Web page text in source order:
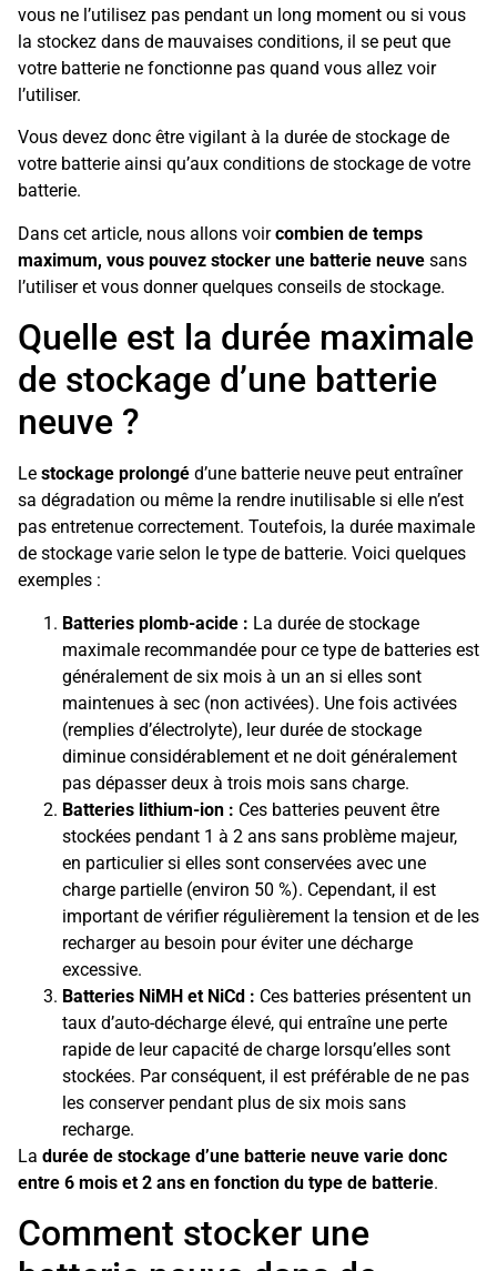
vous ne l’utilisez pas pendant un long moment ou si vous
la stockez dans de mauvaises conditions, il se peut que
votre batterie ne fonctionne pas quand vous allez voir
l’utiliser.
Vous devez donc être vigilant à la durée de stockage de
votre batterie ainsi qu’aux conditions de stockage de votre
batterie.
Dans cet article, nous allons voircombien de temps
maximum, vous pouvez stocker une batterie neuve sans
l’utiliser et vous donner quelques conseils de stockage.
Quelle est la durée maximale
de stockage d’une batterie
neuve ?
Le stockage prolongé d’une batterie neuve peut entraîner
sa dégradation ou même la rendre inutilisable si elle n’est
pas entretenue correctement. Toutefois, la durée maximale
de stockage varie selon le type de batterie. Voici quelques
exemples :
Batteries plomb-acide : La durée de stockage
maximale recommandée pour ce type de batteries est
généralement de six mois à un an si elles sont
maintenues à sec (non activées). Une fois activées
(remplies d’électrolyte), leur durée de stockage
diminue considérablement et ne doit généralement
pas dépasser deux à trois mois sans charge.
Batteries lithium-ion : Ces batteries peuvent être
stockées pendant 1 à 2 ans sans problème majeur,
en particulier si elles sont conservées avec une
charge partielle (environ 50 %). Cependant, il est
important de vérifier régulièrement la tension et de les
recharger au besoin pour éviter une décharge
excessive.
Batteries NiMH et NiCd : Ces batteries présentent un
taux d’auto-décharge élevé, qui entraîne une perte
rapide de leur capacité de charge lorsqu’elles sont
stockées. Par conséquent, il est préférable de ne pas
les conserver pendant plus de six mois sans
recharge.
La durée de stockage d’une batterie neuve varie donc
entre 6 mois et 2 ans en fonction du type de batterie.
Comment stocker une